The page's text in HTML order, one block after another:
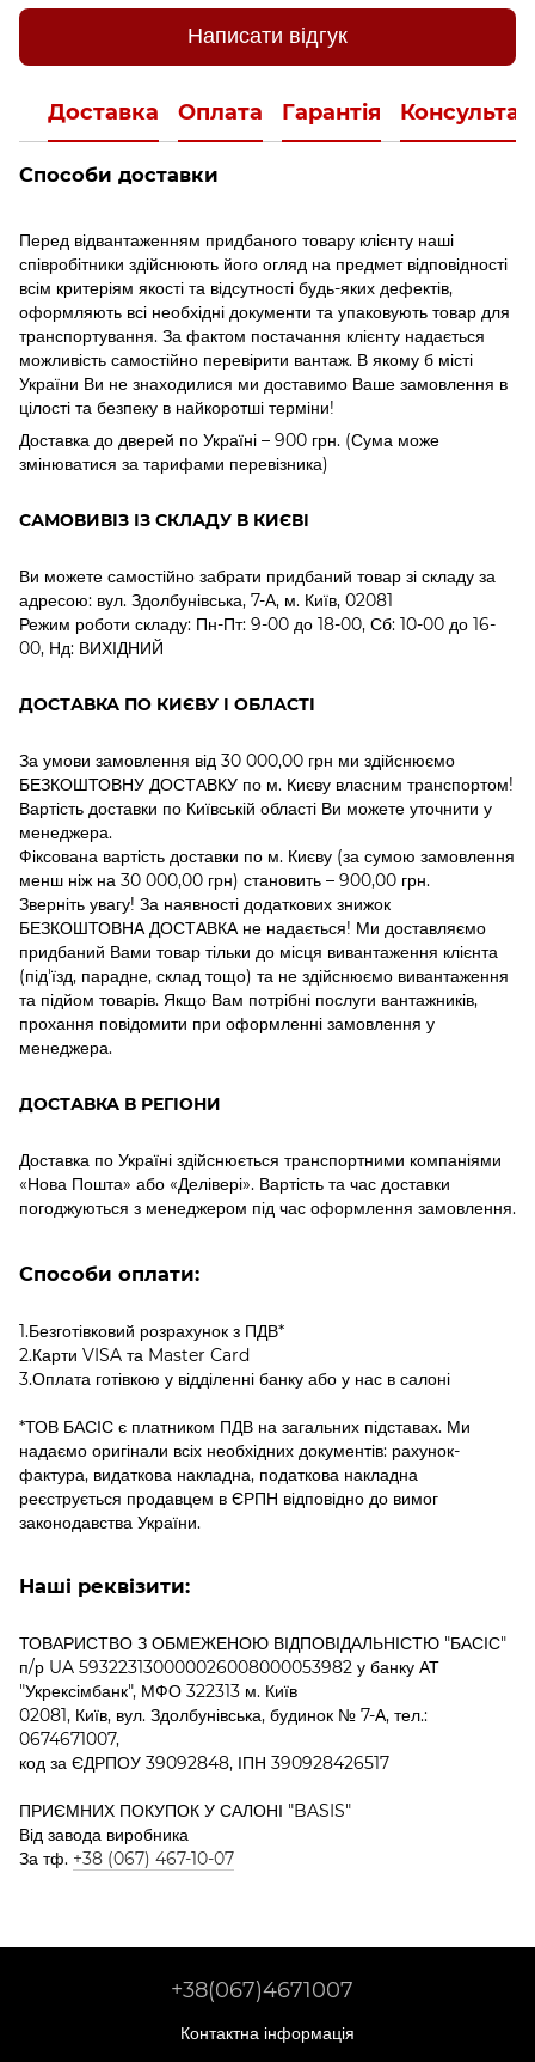
Написати відгук
Доставка Оплата Гарантія
Способи доставки
Перед відвантаженням придбаного товару клієнту наші
співробітники здійснюють його огляд на предмет відповідності
всім критеріям якості та відсутності будь-яких дефектів,
оформляють всі необхідні документи та упаковують товар для
транспортування. За фактом постачання клієнту надається
можливість самостійно перевірити вантаж. В якому б місті
України Ви не знаходилися ми доставимо Ваше замовлення в
цілості та безпеку в найкоротші терміни!
Доставка до дверей по Україні – 900 грн. (Сума може
змінюватися за тарифами перевізника)
САМОВИВІЗ ІЗ СКЛАДУ В КИЄВІ
Ви можете самостійно забрати придбаний товар зі складу за
адресою: вул. Здолбунівська, 7-А, м. Київ, 02081
Режим роботи складу: Пн-Пт: 9-00 до 18-00, Сб: 10-00 до 16-
00, Нд: ВИХІДНИЙ
ДОСТАВКА ПО КИЄВУ І ОБЛАСТІ
За умови замовлення від 30 000,00 грн ми здійснюємо
БЕЗКОШТОВНУ ДОСТАВКУ по м. Києву власним транспортом!
Вартість доставки по Київській області Ви можете уточнити у
менеджера.
Фіксована вартість доставки по м. Києву (за сумою замовлення
менш ніж на 30 000,00 грн) становить – 900,00 грн.
Зверніть увагу! За наявності додаткових знижок
БЕЗКОШТОВНА ДОСТАВКА не надається! Ми доставляємо
придбаний Вами товар тільки до місця вивантаження клієнта
(під'їзд, парадне, склад тощо) та не здійснюємо вивантаження
та підйом товарів. Якщо Вам потрібні послуги вантажників,
прохання повідомити при оформленні замовлення у
менеджера.
ДОСТАВКА В РЕГІОНИ
Доставка по Україні здійснюється транспортними компаніями
«Нова Пошта» або «Делівері». Вартість та час доставки
погоджуються з менеджером під час оформлення замовлення.
Способи оплати:
1.Безготівковий розрахунок з ПДВ*
2.Карти VISA та Master Card
3.Оплата готівкою у відділенні банку або у нас в салоні
*ТОВ БАСІС є платником ПДВ на загальних підставах. Ми
надаємо оригінали всіх необхідних документів: рахунок-
фактура, видаткова накладна, податкова накладна
реєструється продавцем в ЄРПН відповідно до вимог
законодавства України.
Наші реквізити:
ТОВАРИСТВО З ОБМЕЖЕНОЮ ВІДПОВІДАЛЬНІСТЮ "БАСІС"
п/р UA 593223130000026008000053982 у банку АТ
"Укрексімбанк", МФО 322313 м. Київ
02081, Київ, вул. Здолбунівська, будинок № 7-А, тел.:
0674671007,
код за ЄДРПОУ 39092848, ІПН 390928426517
ПРИЄМНИХ ПОКУПОК У САЛОНІ "BASIS"
Від завода виробника
За тф. +38 (067) 467-10-07
+38(067)4671007
Контактна інформація